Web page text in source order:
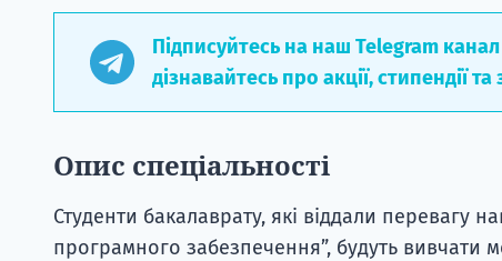
Підписуйтесь на наш Telegram
дізнавайтесь про акції, стипендії
Опис спеціальності
Студенти бакалаврату, які віддали
програмного забезпечення”, будуть вивчати